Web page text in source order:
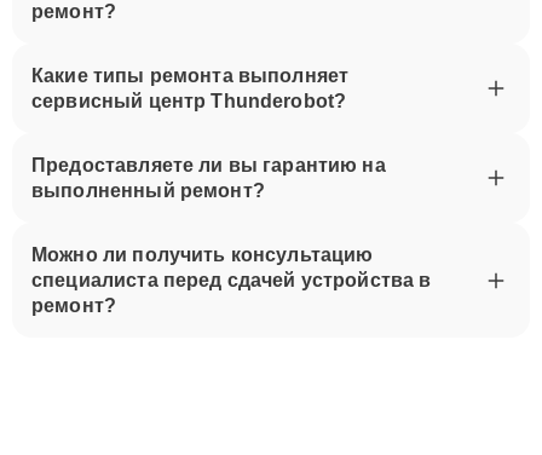
ремонт?
Какие типы ремонта выполняет
сервисный центр Thunderobot?
Предоставляете ли вы гарантию на
выполненный ремонт?
Можно ли получить консультацию
специалиста перед сдачей устройства в
ремонт?